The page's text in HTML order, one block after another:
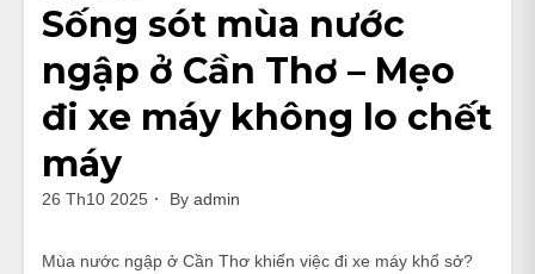
Sống sót mùa nước
ngập ở Cần Thơ – Mẹo
đi xe máy không lo chết
máy
26 Th10 2025 By admin
Mùa nước ngập ở Cần Thơ khiến việc đi xe máy khổ sở?